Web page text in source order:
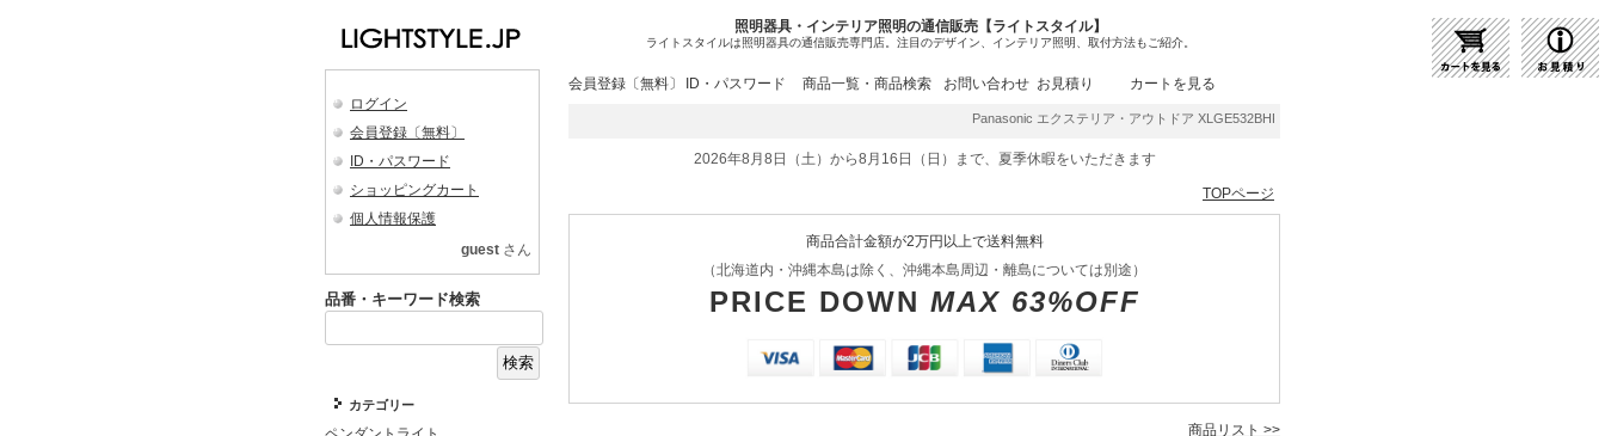
照明器具・インテリア照明の通信販売【ライトスタイル】
ライトスタイルは照明器具の通信販売専門店。注目のデザイン、インテリア照明、取付方法もご紹介。
ログイン
会員登録〔無料〕
ID・パスワード
ショッピングカート
個人情報保護
guest さん
品番・キーワード検索
カテゴリー
会員登録〔無料〕 ID・パスワード 商品一覧・商品検索 お問い合わせ お見積り カートを見る
Panasonic エクステリア・アウトドア XLGE532BHF | 商品紹介 | 照明器具の通販・インテリア照明の通信販売
2026年8月8日（土）から8月16日（日）まで、夏季休暇をいただきます
TOPページ
商品合計金額が2万円以上で送料無料
（北海道内・沖縄本島は除く、沖縄本島周辺・離島については別途）
PRICE DOWN MAX 63%OFF
商品リスト >>